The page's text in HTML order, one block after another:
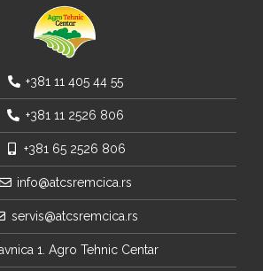
+381 11 405 44 55
+381 11 2526 806
+381 65 2526 806
info@atcsremcica.rs
servis@atcsremcica.rs
1. Agro Tehnic Centar